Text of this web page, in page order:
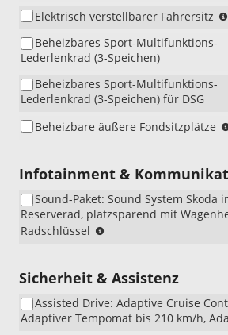
Elektrisch verstellbarer Fahrersitz
Beheizbares Sport-Multifunktions-
Lederlenkrad (3-Speichen)
Beheizbares Sport-Multifunktions-
Lederlenkrad (3-Speichen) für DSG
Beheizbare äußere Fondsitzplätze
Infotainment &
Sound-Paket: Sound System Skoda
Reserverad, platzsparend mit
Radschlüssel
WQ3/PEA/WQ7)
Kombination
mit
Sicherheit & Assistenz
Assisted Drive: Adaptive Cruise
Adaptiver Tempomat bis 210 km/h,